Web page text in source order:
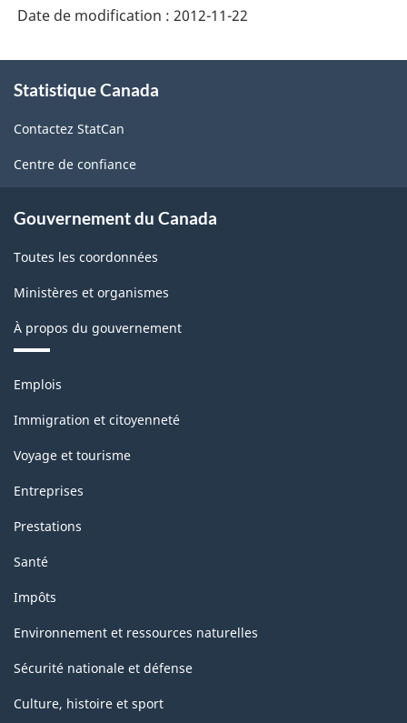
Date de modification : 2012-11-22
propos
ce
site
Statistique Canada
Contactez StatCan
Centre de confiance
Gouvernement du Canada
Toutes les coordonnées
Ministères et organismes
À propos du gouvernement
Thèmes
sujets
Emplois
Immigration et citoyenneté
Voyage et tourisme
Entreprises
Prestations
Santé
Impôts
Environnement et ressources naturelles
Sécurité nationale et défense
Culture, histoire et sport